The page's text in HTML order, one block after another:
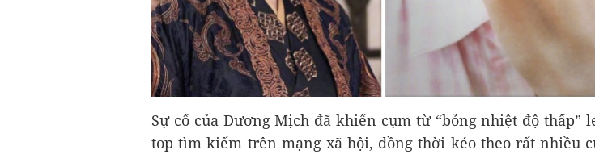
Sự cố của Dương Mịch đã khiến cụm từ “bỏng nhiệt độ thấp”
top tìm kiếm trên mạng xã hội, đồng thời kéo theo rất nhiều